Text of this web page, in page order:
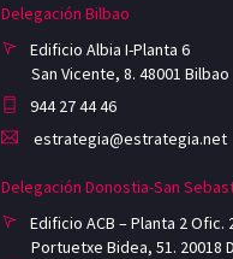
Delegación Bilbao
Edificio Albia I-Planta 6
San Vicente, 8. 48001 Bilbao
944 27 44 46
estrategia@estrategia.net
Delegación Donostia-San
Edificio ACB – Planta 2 Ofic.
Portuetxe Bidea, 51. 20018